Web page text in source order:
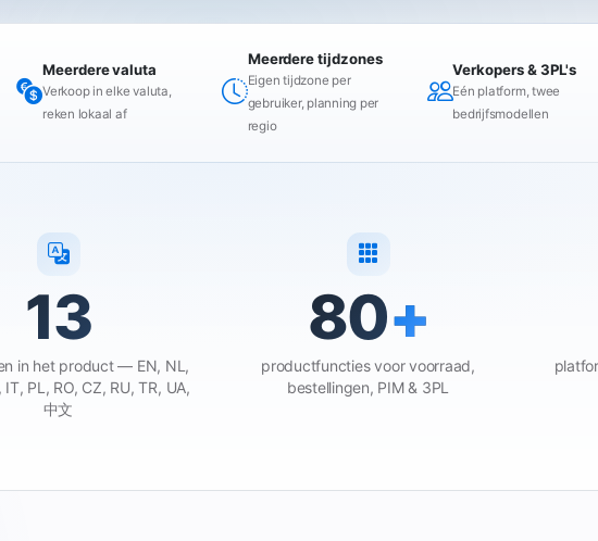
Meerdere valuta
Verkoop in elke valuta,
reken lokaal af
Meerdere tijdzones
Eigen tijdzone per
gebruiker, planning per
regio
Verkopers & 3PL's
Eén platform, twee
bedrijfsmodellen
13
in het product — EN, NL,
IT, PL, RO, CZ, RU, TR, UA,
中文
80+
productfuncties voor voorraad,
bestellingen, PIM & 3PL